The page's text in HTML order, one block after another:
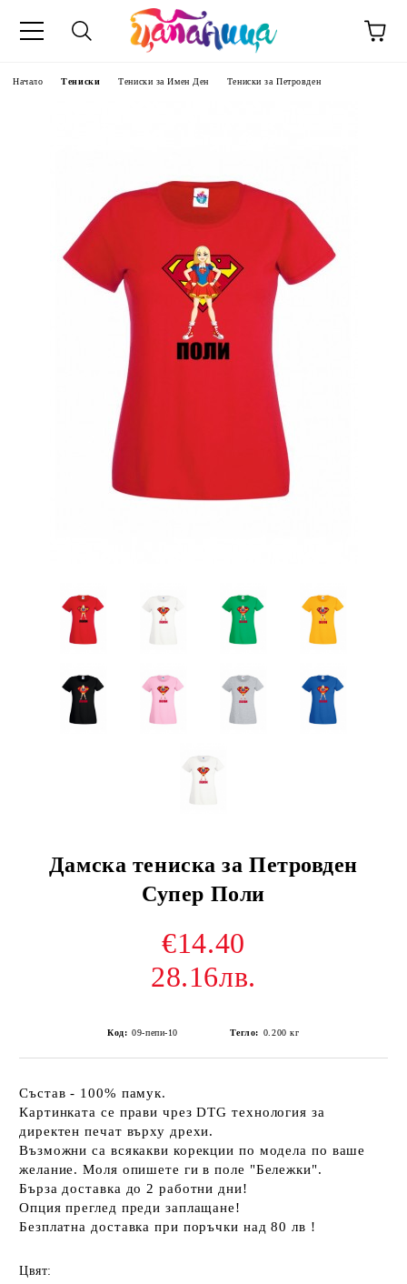
Начало Тениски Тениски за Имен Ден Тениски за Петровден
Дамска тениска за Петровден
Супер Поли
€14.40
28.16лв.
Код: 09-пепи-10 Тегло: 0.200 кг
Състав - 100% памук.
Картинката се прави чрез DTG технология за
директен печат върху дрехи.
Възможни са всякакви корекции по модела по ваше
желание. Моля опишете ги в поле "Бележки".
Бърза доставка до 2 работни дни!
Опция преглед преди заплащане!
Безплатна доставка при поръчки над 80 лв !
Цвят: